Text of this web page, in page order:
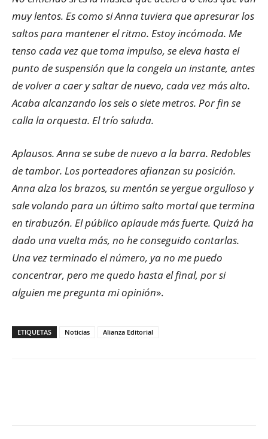
muy lentos. Es como si Anna tuviera que apresurar los
saltos para mantener el ritmo. Estoy incómoda. Me
tenso cada vez que toma impulso, se eleva hasta el
punto de suspensión que la congela un instante, antes
de volver a caer y saltar de nuevo, cada vez más alto.
Acaba alcanzando los seis o siete metros. Por fin se
calla la orquesta. El trío saluda.
Aplausos. Anna se sube de nuevo a la barra. Redobles
de tambor. Los porteadores afianzan su posición.
Anna alza los brazos, su mentón se yergue orgulloso y
sale volando para un último salto mortal que termina
en tirabuzón. El público aplaude más fuerte. Quizá ha
dado una vuelta más, no he conseguido contarlas.
Una vez terminado el número, ya no me puedo
concentrar, pero me quedo hasta el final, por si
alguien me pregunta mi opinión».
ETIQUETAS Noticias Alianza Editorial